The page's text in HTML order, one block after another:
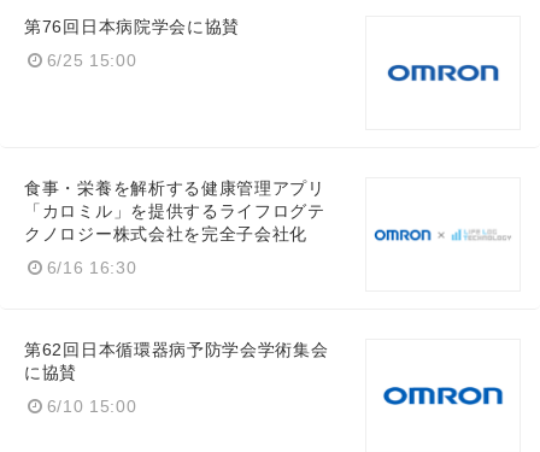
第76回日本病院学会に協賛
6/25 15:00
食事・栄養を解析する健康管理アプリ
「カロミル」を提供するライフログテ
クノロジー株式会社を完全子会社化
6/16 16:30
第62回日本循環器病予防学会学術集会
に協賛
6/10 15:00